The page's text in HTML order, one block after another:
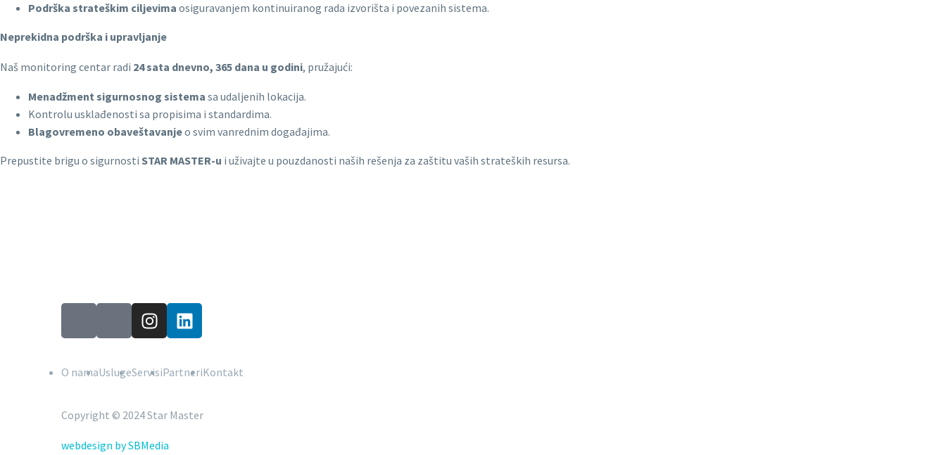
Podrška strateškim ciljevima osiguravanjem kontinuiranog rada izvorišta i povezanih sistema.
Neprekidna podrška i upravljanje
Naš monitoring centar radi 24 sata dnevno, 365 dana u godini, pružajući:
Menadžment sigurnosnog sistema sa udaljenih lokacija.
Kontrolu usklađenosti sa propisima i standardima.
Blagovremeno obaveštavanjeo svim vanrednim događajima.
Prepustite brigu o sigurnosti STAR MASTER-u i uživajte u pouzdanosti naših rešenja za zaštitu vaših strateških resursa.
O namaUslugeServisiPartneriKontakt
Copyright © 2024 Star Master
webdesign by SBMedia